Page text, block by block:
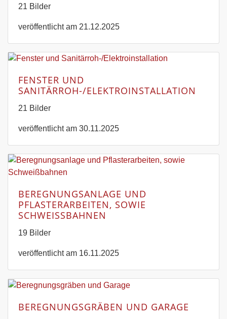
21 Bilder
veröffentlicht am 21.12.2025
FENSTER UND
SANITÄRROH-/ELEKTROINSTALLATION
21 Bilder
veröffentlicht am 30.11.2025
BEREGNUNGSANLAGE UND
PFLASTERARBEITEN, SOWIE
SCHWEISSBAHNEN
19 Bilder
veröffentlicht am 16.11.2025
BEREGNUNGSGRÄBEN UND GARAGE